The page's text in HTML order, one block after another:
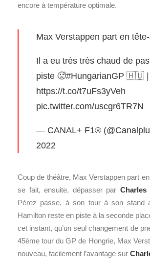
encore à température optimale.
Max Verstappen part en
Il a eu très très chaud de
piste 🥵#HungarianGP 🇭🇺 |
https://t.co/t7uFs3yVeh
pic.twitter.com/uscgr6TR7N
— CANAL+ F1®
2022
Coup de théâtre, Max Verstappen part
se fait, ensuite, dépasser par Charles
Pérez passe, à son tour à son stand
Hamilton reste en piste à la seconde
cet instant, qu’un seul changement de
45ème tour du GP de Hongrie, Max
nouveau, facilement l’avantage sur